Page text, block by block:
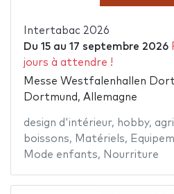
Intertabac 2026
Du 15au 17 septembre 2026
jours à attendre !
Messe Westfalenhallen
Dortmund, Allemagne
design d'intérieur, hobby,
boissons, Matériels,
Mode enfants, Nourriture